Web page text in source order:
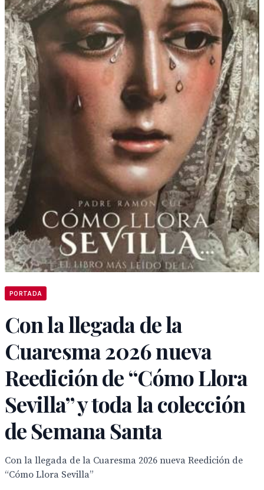
PORTADA
Con la llegada de la
Cuaresma 2026 nueva
Reedición de “Cómo Llora
Sevilla” y toda la colección
de Semana Santa
Con la llegada de la Cuaresma 2026 nueva Reedición de
“Cómo Llora Sevilla”